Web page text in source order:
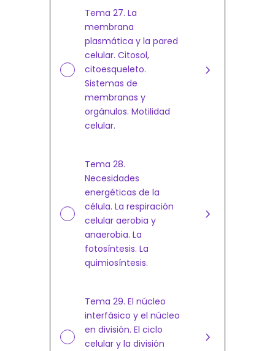
Tema 27. La
membrana
plasmática y la pared
celular. Citosol,
citoesqueleto.
Sistemas de
membranas y
orgánulos. Motilidad
celular.
Tema 28.
Necesidades
energéticas de la
célula. La respiración
celular aerobia y
anaerobia. La
fotosíntesis. La
quimiosíntesis.
Tema 29. El núcleo
interfásico y el núcleo
en división. El ciclo
celular y la división